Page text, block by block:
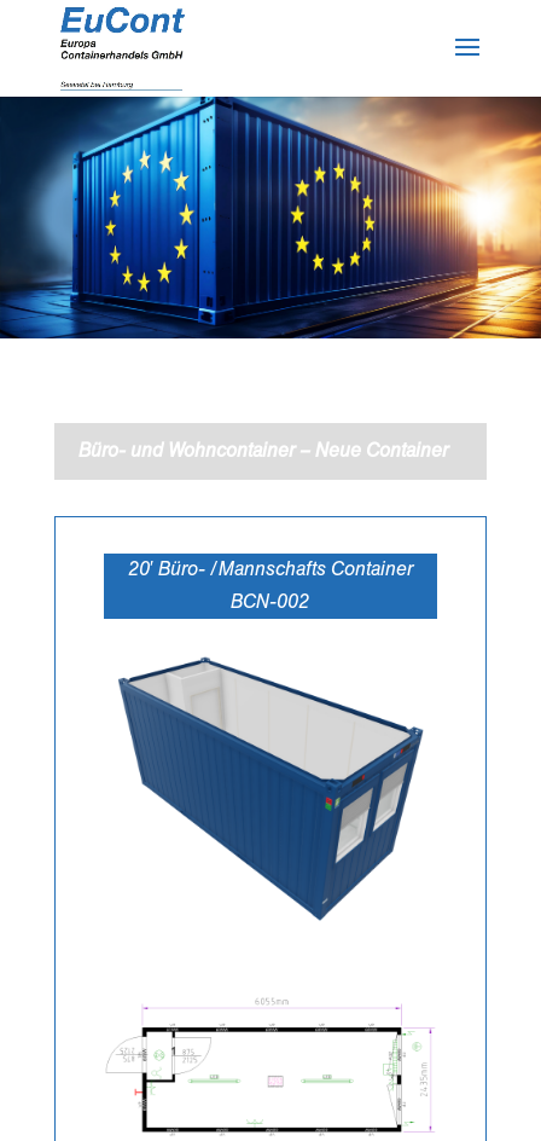
Büro- und Wohncontainer – Neue Container
20′ Büro- /Mannschafts Container
BCN-002